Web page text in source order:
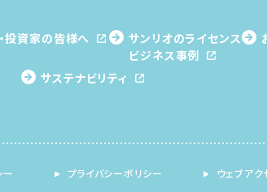
投資家の皆様へ
サンリオのライセンス
ビジネス事例
サステナビリティ
ー プライバシーポリシー ウェブアク